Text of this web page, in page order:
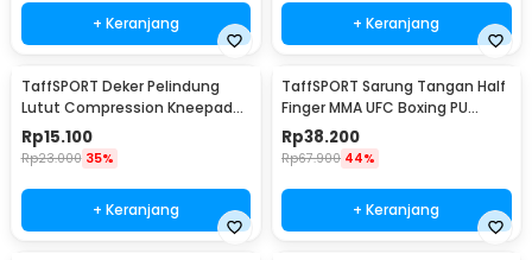
+ Keranjang + Keranjang
TaffSPORT Deker Pelindung
Lutut Compression Kneepad
Gym Fitness 1 PCS XL - SS7
Rp15.100
Rp23.000 35%
+ Keranjang
TaffSPORT Sarung Tangan Half
Finger MMA UFC Boxing PU
Leather Gloves - FE-BO0027
Rp38.200
Rp67.900 44%
+ Keranjang